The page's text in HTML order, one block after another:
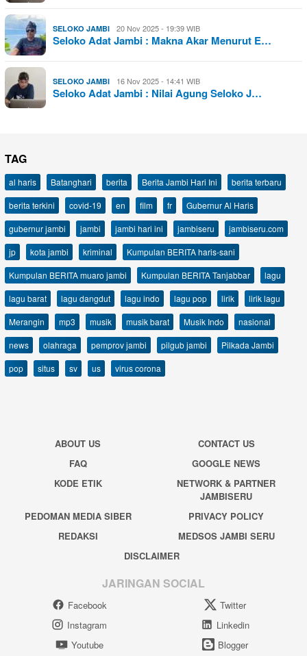
SELOKO JAMBI 20 Nov 2025 - 19:39 WIB
Seloko Adat Jambi : Makna Akar Menurut E…
SELOKO JAMBI 16 Nov 2025 - 14:41 WIB
Seloko Adat Jambi : Nilai Agung Seloko J…
TAG
al haris Batanghari berita Berita Jambi Hari Ini
berita terbaru
berita terkini
covid-19 en film fr
Gubernur Al Haris
gubernur jambi
jambi jambi hari ini jambiseru
jambiseru.com
jp
kota jambi kriminal
Kumpulan BERITA haris-sani
Kumpulan BERITA muaro jambi
Kumpulan BERITA Tanjabbar
lagu
lagu barat
lagu dangdut lagu indo lagu pop lirik
lirik lagu
Merangin
mp3 musik musik barat Musik Indo
nasional
news
olahraga pemprov jambi pilgub jambi
Pilkada Jambi
pop
situs sv us virus corona
ABOUT US
CONTACT US
FAQ
GOOGLE NEWS
KODE ETIK
NETWORK & PARTNER
JAMBISERU
PEDOMAN MEDIA SIBER
PRIVACY POLICY
REDAKSI
MEDSOS JAMBI SERU
DISCLAIMER
JARINGAN SOCIAL
Facebook
Twitter
Instagram
Linkedin
Youtube
Blogger